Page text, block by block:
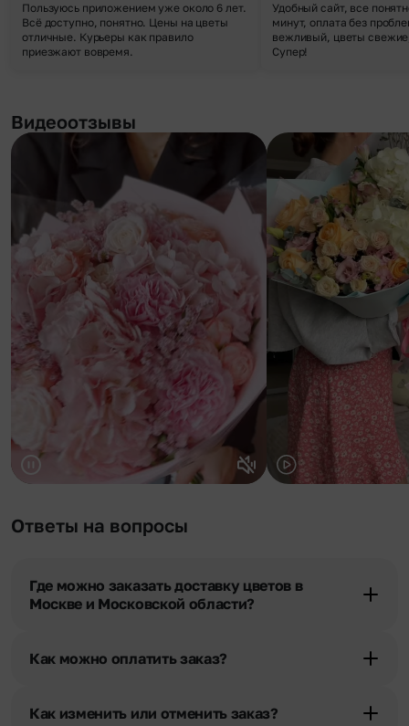
Пользуюсь приложением уже около 6 лет.
Всё доступно, понятно. Цены на цветы
отличные. Курьеры как правило
приезжают вовремя.
Удобный сайт, все
минут, оплата без
вежливый, цветы
Супер!
Видеоотзывы
Ответы на вопросы
Где можно заказать доставку цветов в
Москве и Московской области?
Как можно оплатить заказ?
Наличными.
Как изменить или отменить заказ?